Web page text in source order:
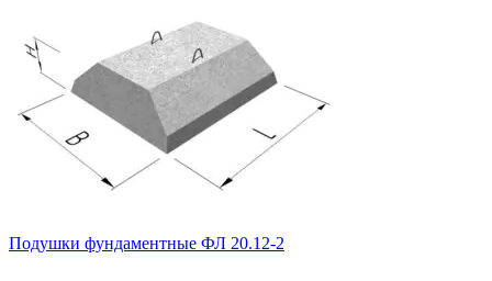
Подушки фундаментные ФЛ 20.12-2